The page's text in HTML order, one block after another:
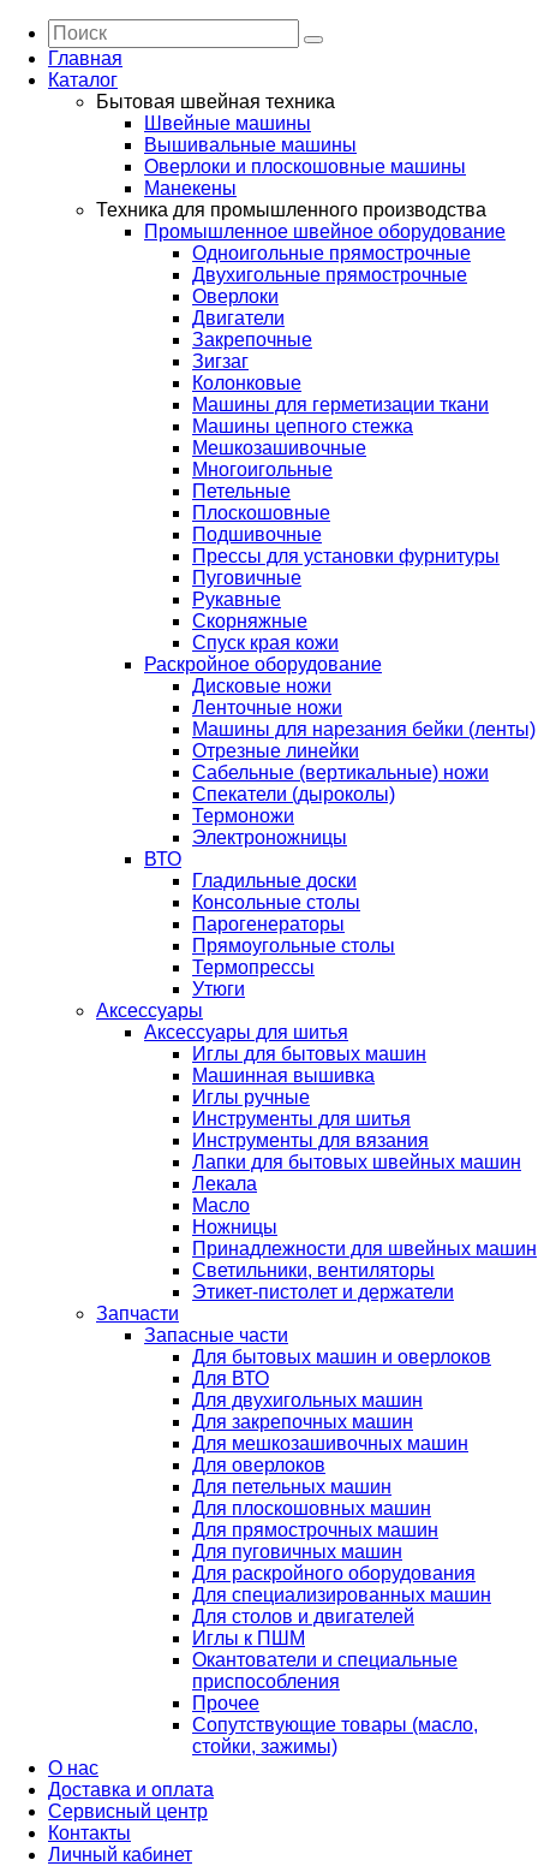
Главная
Каталог
Бытовая швейная техника
Швейные машины
Вышивальные машины
Оверлоки и плоскошовные машины
Манекены
Техника для промышленного производства
Промышленное швейное оборудование
Одноигольные прямострочные
Двухигольные прямострочные
Оверлоки
Двигатели
Закрепочные
Зигзаг
Колонковые
Машины для герметизации ткани
Машины цепного стежка
Мешкозашивочные
Многоигольные
Петельные
Плоскошовные
Подшивочные
Прессы для установки фурнитуры
Пуговичные
Рукавные
Скорняжные
Спуск края кожи
Раскройное оборудование
Дисковые ножи
Ленточные ножи
Машины для нарезания бейки (ленты)
Отрезные линейки
Сабельные (вертикальные) ножи
Спекатели (дыроколы)
Термоножи
Электроножницы
ВТО
Гладильные доски
Консольные столы
Парогенераторы
Прямоугольные столы
Термопрессы
Утюги
Аксессуары
Аксессуары для шитья
Иглы для бытовых машин
Машинная вышивка
Иглы ручные
Инструменты для шитья
Инструменты для вязания
Лапки для бытовых швейных машин
Лекала
Масло
Ножницы
Принадлежности для швейных машин
Светильники, вентиляторы
Этикет-пистолет и держатели
Запчасти
Запасные части
Для бытовых машин и оверлоков
Для ВТО
Для двухигольных машин
Для закрепочных машин
Для мешкозашивочных машин
Для оверлоков
Для петельных машин
Для плоскошовных машин
Для прямострочных машин
Для пуговичных машин
Для раскройного оборудования
Для специализированных машин
Для столов и двигателей
Иглы к ПШМ
Окантователи и специальные
приспособления
Прочее
Сопутствующие товары (масло,
стойки, зажимы)
О нас
Доставка и оплата
Сервисный центр
Контакты
Личный кабинет